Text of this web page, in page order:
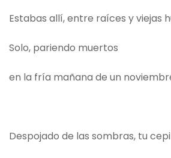
Estabas allí, entre raíces y viejas
Solo, pariendo muertos
en la fría mañana de un
Despojado de las sombras, tu